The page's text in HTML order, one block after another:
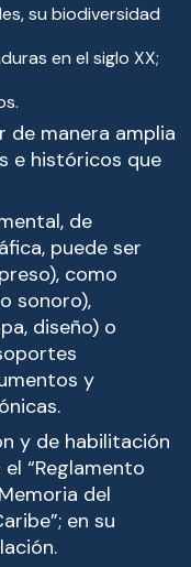
su biodiversidad
en el siglo XX;
de manera amplia
e históricos que
de
puede ser
como
sonoro),
diseño) o
y
y de habilitación
“Reglamento
del
en su